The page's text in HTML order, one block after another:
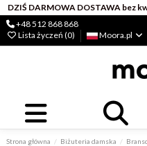
DZIŚ DARMOWA DOSTAWA bez
+48 512 868 868
Lista życzeń (0) Moora.pl
Strona główna Biżuteria damska